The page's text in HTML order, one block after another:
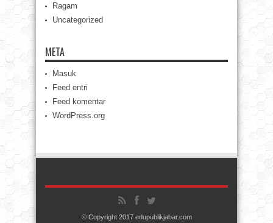
Ragam
Uncategorized
META
Masuk
Feed entri
Feed komentar
WordPress.org
© Copyright 2017 edupublikjabar.com